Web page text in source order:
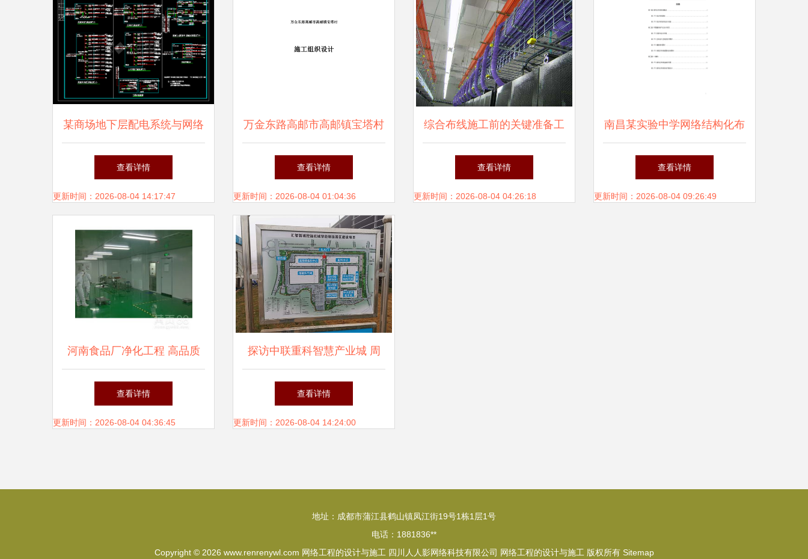
工程的设计与施工》
某商场地下层配电系统与网络
工程设计与施工详解
查看详情
更新时间：2026-08-04 14:17:47
万金东路高邮市高邮镇宝塔村
网络工程设计与施工方案
查看详情
更新时间：2026-08-04 01:04:36
综合布线施工前的关键准备工
作，你都知道吗？
查看详情
更新时间：2026-08-04 04:26:18
南昌某实验中学网络结构化布
线系统工程施工组织设计方案
查看详情
更新时间：2026-08-04 09:26:49
河南食品厂净化工程 高品质
网络工程设计与施工的融合之
作
查看详情
更新时间：2026-08-04 04:36:45
探访中联重科智慧产业城 周
末调研见证新质生产力蓄势待
发
查看详情
更新时间：2026-08-04 14:24:00
地址：成都市蒲江县鹤山镇凤江街19号1栋1层1号
电话：1881836**
Copyright © 2026 www.renrenywl.com 网络工程的设计与施工 四川人人影网络科技有限公司 网络工程的设计与施工 版权所有 Sitemap